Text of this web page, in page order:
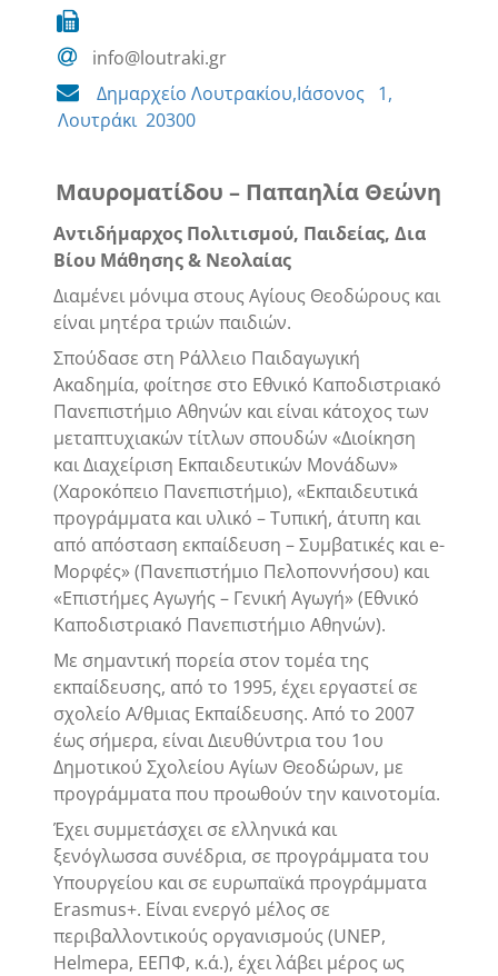
info@loutraki.gr
Δημαρχείο Λουτρακίου,Ιάσονος 1,
Λουτράκι 20300
Μαυροματίδου – Παπαηλία Θεώνη
Αντιδήμαρχος Πολιτισμού, Παιδείας, Δια
Βίου Μάθησης & Νεολαίας
Διαμένει μόνιμα στους Αγίους Θεοδώρους και
είναι μητέρα τριών παιδιών.
Σπούδασε στη Ράλλειο Παιδαγωγική
Ακαδημία, φοίτησε στο Εθνικό Καποδιστριακό
Πανεπιστήμιο Αθηνών και είναι κάτοχος των
μεταπτυχιακών τίτλων σπουδών «Διοίκηση
και Διαχείριση Εκπαιδευτικών Μονάδων»
(Χαροκόπειο Πανεπιστήμιο), «Εκπαιδευτικά
προγράμματα και υλικό – Τυπική, άτυπη και
από απόσταση εκπαίδευση – Συμβατικές και e-
Μορφές» (Πανεπιστήμιο Πελοποννήσου) και
«Επιστήμες Αγωγής – Γενική Αγωγή» (Εθνικό
Καποδιστριακό Πανεπιστήμιο Αθηνών).
Με σημαντική πορεία στον τομέα της
εκπαίδευσης, από το 1995, έχει εργαστεί σε
σχολείο Α/θμιας Εκπαίδευσης. Από το 2007
έως σήμερα, είναι Διευθύντρια του 1ου
Δημοτικού Σχολείου Αγίων Θεοδώρων, με
προγράμματα που προωθούν την καινοτομία.
Έχει συμμετάσχει σε ελληνικά και
ξενόγλωσσα συνέδρια, σε προγράμματα του
Υπουργείου και σε ευρωπαϊκά προγράμματα
Erasmus+. Είναι ενεργό μέλος σε
περιβαλλοντικούς οργανισμούς (UNEP,
Helmepa, ΕΕΠΦ, κ.ά.), έχει λάβει μέρος ως